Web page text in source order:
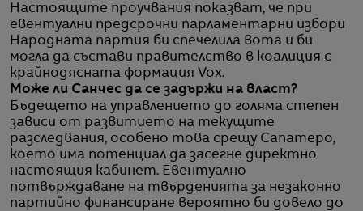
Настоящите проучвания показват, че при
евентуални предсрочни парламентарни избори
Народната партия би спечелила вота и би
могла да състави правителство в коалиция с
крайнодясната формация Vox.
Може ли Санчес да се задържи на власт?
Бъдещето на управлението до голяма степен
зависи от развитието на текущите
разследвания, особено това срещу Сапатеро,
което има потенциал да засегне директно
настоящия кабинет. Евентуално
потвърждаване на твърденията за незаконно
партийно финансиране вероятно би довело до